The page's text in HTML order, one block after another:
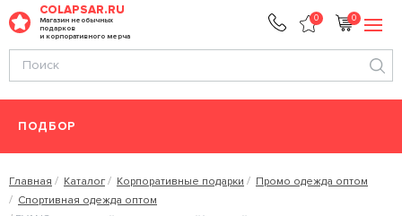
COLAPSAR.RU
Магазин необычных
подарков
и корпоративного мерча
0 0
ПОДБОР
Главная Каталог Корпоративные подарки
Промо одежда оптом
Спортивная одежда оптом